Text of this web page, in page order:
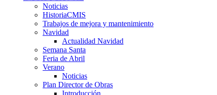
Noticias
HistoriaCMIS
Trabajos de mejora y mantenimiento
Navidad
Actualidad Navidad
Semana Santa
Feria de Abril
Verano
Noticias
Plan Director de Obras
Introducción